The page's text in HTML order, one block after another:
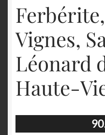
Vignes,
Léonard
Haute-